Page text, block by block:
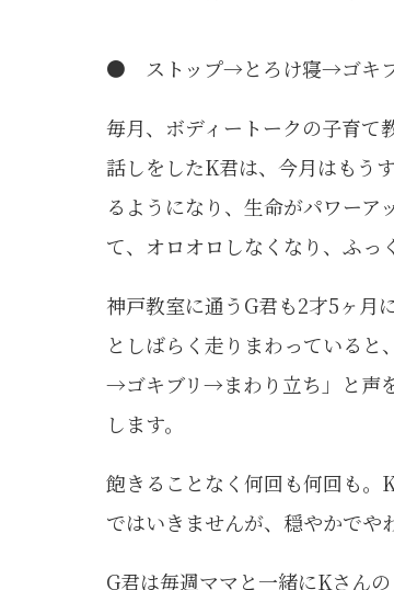
● ストップ→とろけ寝→ゴキブ
毎月、ボディートークの子育て
話しをしたK君は、今月はもう
るようになり、生命がパワーア
て、オロオロしなくなり、ふっ
神戸教室に通うG君も2才5ヶ月
としばらく走りまわっている
→ゴキブリ→まわり立ち」と声
します。
飽きることなく何回も何回も。
ではいきませんが、穏やかでや
G君は毎週ママと一緒にKさん